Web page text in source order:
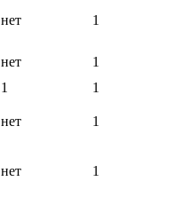
нет 1
нет
1
1
1
нет 1
нет 1